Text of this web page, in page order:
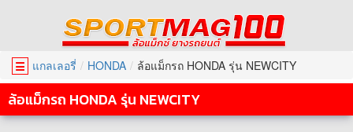
☰ แกลเลอรี่ HONDA ล้อแม็กรถ HONDA รุ่น NEWCITY
ล้อแม็กรถ HONDA รุ่น NEWCITY